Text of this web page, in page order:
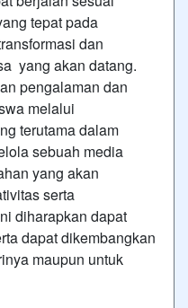
tepat pada
dan
yang akan datang.
pengalaman dan
melalui
terutama dalam
sebuah media
yang akan
serta
diharapkan dapat
dapat dikembangkan
maupun untuk